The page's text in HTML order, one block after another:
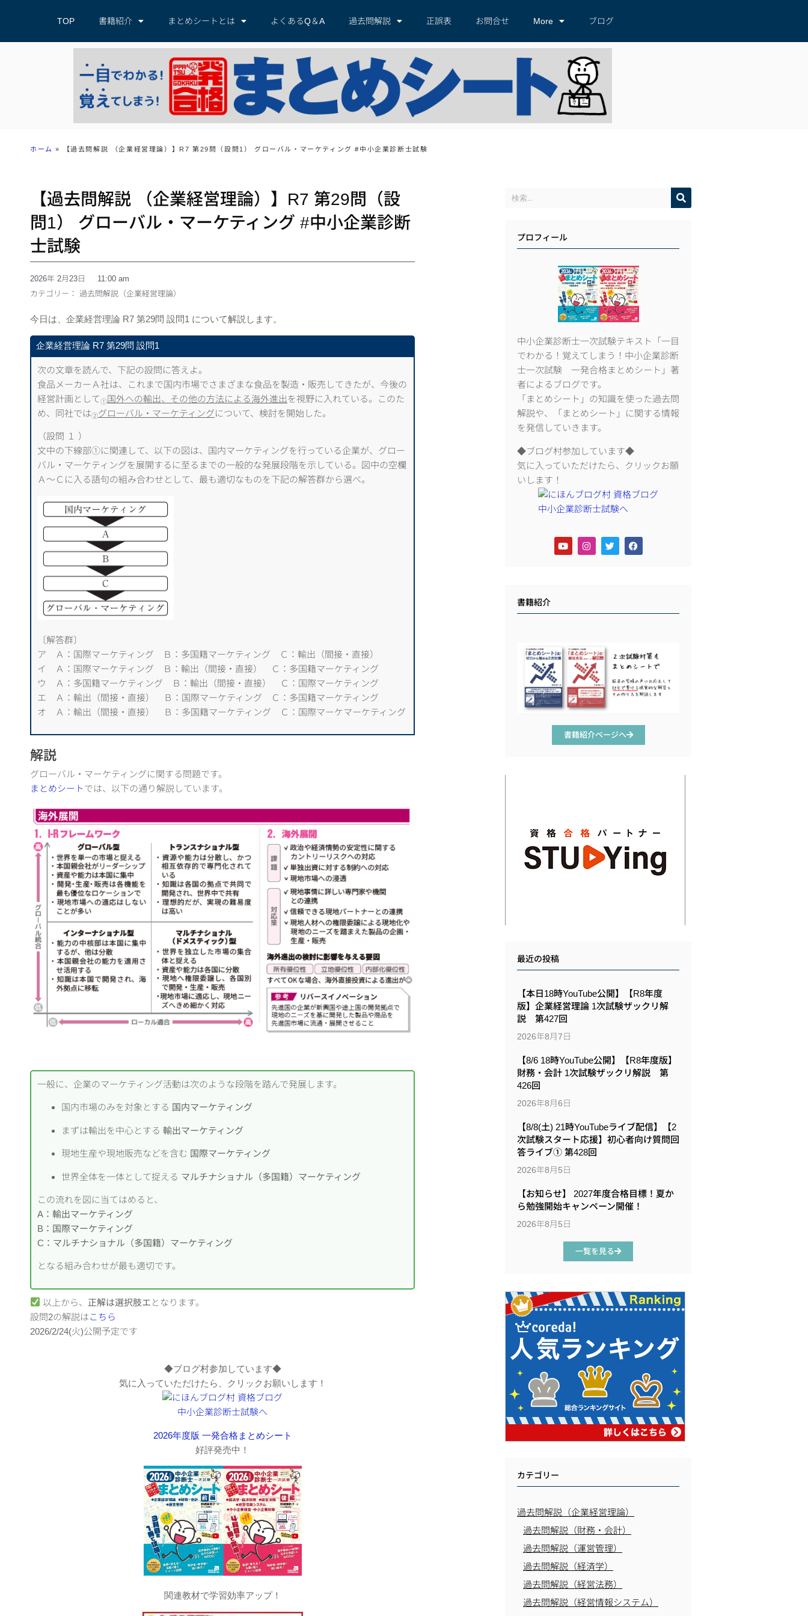
TOP 書籍紹介 まとめシートとは よくあるQ＆A 過去問解説 正誤表 お問合せ More ブログ
ホーム » 【過去問解説 （企業経営理論）】R7 第29問（設問1） グローバル・マーケティング #中小企業診断士試験
【過去問解説 （企業経営理論）】R7 第29問（設
問1） グローバル・マーケティング #中小企業診断
士試験
2026年 2月23日
11:00 am
カテゴリー： 過去問解説（企業経営理論）
今日は、企業経営理論 R7 第29問 設問1 について解説します。
企業経営理論 R7 第29問 設問1
次の文章を読んで、下記の設問に答えよ。
食品メーカーＡ社は、これまで国内市場でさまざまな食品を製造・販売してきたが、今後の
経営計画として①国外への輸出、その他の方法による海外進出を視野に入れている。このた
め、同社では②グローバル・マーケティングについて、検討を開始した。
（設問 １ ）
文中の下線部①に関連して、以下の図は、国内マーケティングを行っている企業が、グロー
バル・マーケティングを展開するに至るまでの一般的な発展段階を示している。図中の空欄
Ａ～Ｃに入る語句の組み合わせとして、最も適切なものを下記の解答群から選べ。
〔解答群〕
ア Ａ：国際マーケティング Ｂ：多国籍マーケティング Ｃ：輸出（間接・直接）
イ Ａ：国際マーケティング Ｂ：輸出（間接・直接） Ｃ：多国籍マーケティング
ウ Ａ：多国籍マーケティング Ｂ：輸出（間接・直接） Ｃ：国際マーケティング
エ Ａ：輸出（間接・直接） Ｂ：国際マーケティング Ｃ：多国籍マーケティング
オ Ａ：輸出（間接・直接） Ｂ：多国籍マーケティング Ｃ：国際マーケマーケティング
解説
グローバル・マーケティングに関する問題です。
まとめシートでは、以下の通り解説しています。
一般に、企業のマーケティング活動は次のような段階を踏んで発展します。
国内市場のみを対象とする 国内マーケティング
まずは輸出を中心とする 輸出マーケティング
現地生産や現地販売などを含む 国際マーケティング
世界全体を一体として捉える マルチナショナル （多国籍）マーケティング
この流れを図に当てはめると、
A：輸出マーケティング
B：国際マーケティング
C：マルチナショナル（多国籍）マーケティング
となる組み合わせが最も適切です。
以上から、 正解は選択肢エ となります。
設問2の解説はこちら
2026/2/24(火)公開予定です
◆ブログ村参加しています◆
気に入っていただけたら、クリックお願いします！
2026年度版 一発合格まとめシート
好評発売中！
関連教材で学習効率アップ！
プロフィール
中小企業診断士一次試験テキスト「一目
でわかる！覚えてしまう！中小企業診断
士一次試験 一発合格まとめシート」著
者によるブログです。
「まとめシート」の知識を使った過去問
解説や、「まとめシート」に関する情報
を発信していきます。
◆ブログ村参加しています◆
気に入っていただけたら、クリックお願
いします！
書籍紹介
書籍紹介ページへ
最近の投稿
【本日18時YouTube公開】【R8年度
版】企業経営理論 1次試験ザックリ解
説 第427回
2026年8月7日
【8/6 18時YouTube公開】【R8年度版】
財務・会計 1次試験ザックリ解説 第
426回
2026年8月6日
【8/8(土) 21時YouTubeライブ配信】【2
次試験スタート応援】初心者向け質問回
答ライブ① 第428回
2026年8月5日
【お知らせ】 2027年度合格目標！夏か
ら勉強開始キャンペーン開催！
2026年8月5日
一覧を見る
カテゴリー
過去問解説（企業経営理論）
過去問解説（財務・会計）
過去問解説（運営管理）
過去問解説（経済学）
過去問解説（経営法務）
過去問解説（経営情報システム）